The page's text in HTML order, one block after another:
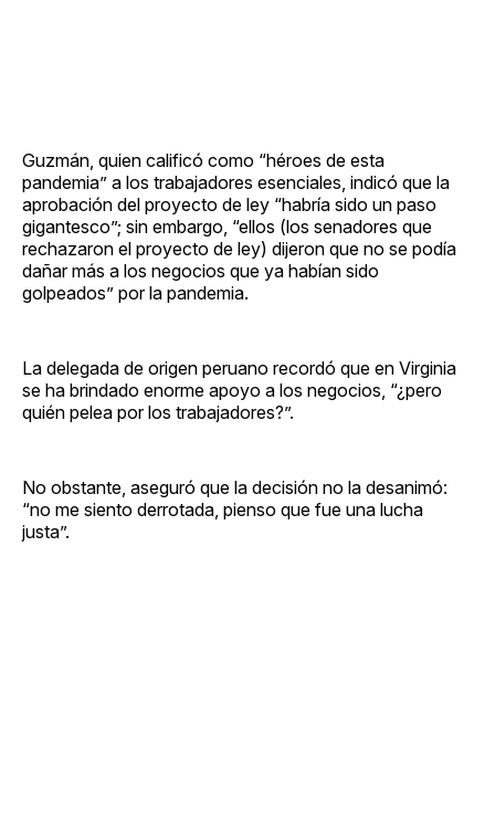
Guzmán, quien calificó como “héroes de esta
pandemia” a los trabajadores esenciales, indicó que la
aprobación del proyecto de ley “habría sido un paso
gigantesco”; sin embargo, “ellos (los senadores que
rechazaron el proyecto de ley) dijeron que no se podía
dañar más a los negocios que ya habían sido
golpeados” por la pandemia.
La delegada de origen peruano recordó que en Virginia
se ha brindado enorme apoyo a los negocios, “¿pero
quién pelea por los trabajadores?”.
No obstante, aseguró que la decisión no la desanimó:
“no me siento derrotada, pienso que fue una lucha
justa”.